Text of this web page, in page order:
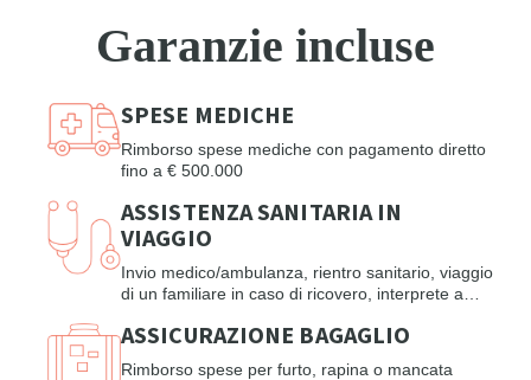
Garanzie incluse
SPESE MEDICHE
Rimborso spese mediche con pagamento diretto
fino a € 500.000
ASSISTENZA SANITARIA IN
VIAGGIO
Invio medico/ambulanza, rientro sanitario, viaggio
di un familiare in caso di ricovero, interprete a
ancora
ASSICURAZIONE BAGAGLIO
Rimborso spese per furto, rapina o mancata